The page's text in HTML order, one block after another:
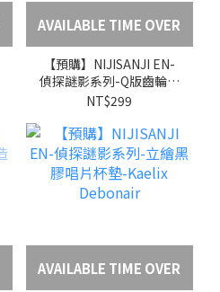
AVAILABLE TIME OVER
【預購】NIJISANJI EN-
偵探謎影系列-Q版齒輪壓
克力杯墊-Kaelix
NT$299
AVAILABLE TIME OVER